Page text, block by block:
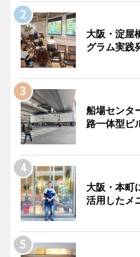
大阪・淀屋
グラム実践
船場センタ
路一体型ビ
大阪・本町
活用したメ